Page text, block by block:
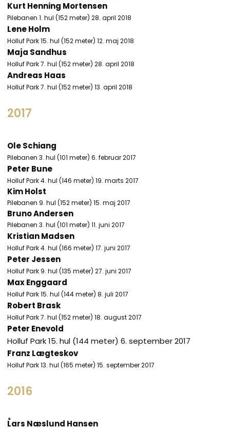
Kurt Henning Mortensen
Pilebanen 1. hul (152 meter) 28. april 2018
Lene Holm
Holluf Park 15. hul (152 meter) 12. maj 2018
Maja Sandhus
Holluf Park 7. hul (152 meter) 28. april 2018
Andreas Haas
Holluf Park 7. hul (152 meter) 13. april 2018
2017​
Ole Schiang
Pilebanen 3. hul (101 meter) 6. februar 2017
Peter Bune
​Holluf Park 4. hul (146 meter) 19. marts 2017
Kim Holst
​Pilebanen 9. hul (152 meter) 15. maj 2017
Bruno Andersen
Pilebanen 3. hul (101 meter) 11. juni 2017
Kristian Madsen
Holluf Park 4. hul (166 meter) 17. juni 2017
Peter Jessen
Holluf Park 9. hul (135 meter) 27. juni 2017
Max Enggaard
Holluf Park 15. hul (144 meter) 8. juli 2017
Robert Brask
Holluf Park 7. hul (152 meter) 18. august 2017
Peter Enevold
​Holluf Park 15. hul (144 meter) 6. september 2017
Franz Lægteskov
Holluf Park 13. hul (165 meter) 15. september 2017​
2016
Lars Næslund Hansen